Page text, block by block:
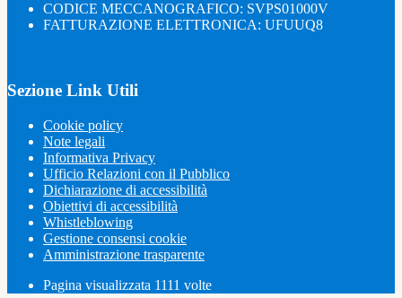
CODICE MECCANOGRAFICO: SVPS01000V
FATTURAZIONE ELETTRONICA: UFUUQ8
Sezione Link Utili
Cookie policy
Note legali
Informativa Privacy
Ufficio Relazioni con il Pubblico
Dichiarazione di accessibilità
Obiettivi di accessibilità
Whistleblowing
Gestione consensi cookie
Amministrazione trasparente
Pagina visualizzata 1111 volte